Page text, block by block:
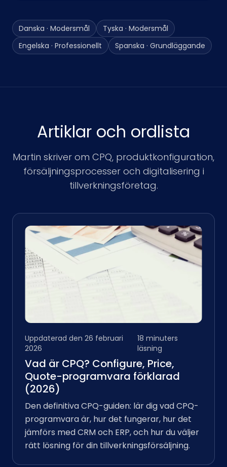
Danska · Modersmål
Tyska · Modersmål
Engelska · Professionellt
Spanska · Grundläggande
Artiklar och ordlista
Martin skriver om CPQ, produktkonfiguration,
försäljningsprocesser och digitalisering i
tillverkningsföretag.
Uppdaterad den 26 februari
2026
18 minuters
läsning
Vad är CPQ? Configure, Price,
Quote-programvara förklarad
(2026)
Den definitiva CPQ-guiden: lär dig vad CPQ-
programvara är, hur det fungerar, hur det
jämförs med CRM och ERP, och hur du väljer
rätt lösning för din tillverkningsförsäljning.